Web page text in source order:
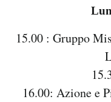
15.00 : Gruppo
16.00: Azione e